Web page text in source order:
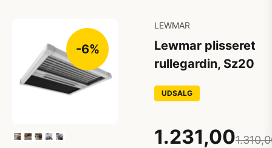
-6%
LEWMAR
Lewmar plisseret
rullegardin, Sz20
UDSALG
1.231,00